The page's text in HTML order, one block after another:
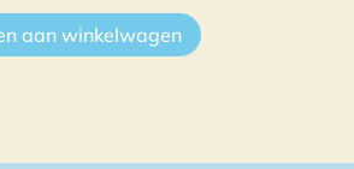
aan winkelwagen